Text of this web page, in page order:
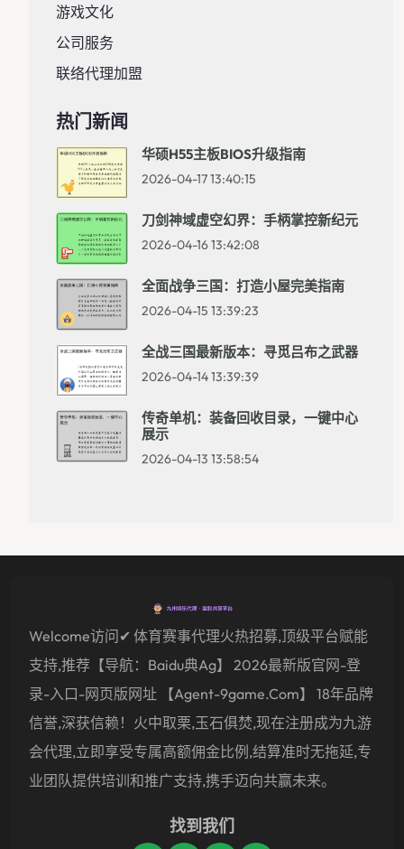
游戏文化
公司服务
联络代理加盟
热门新闻
华硕H55主板BIOS升级指南
2026-04-17 13:40:15
刀剑神域虚空幻界：手柄掌控新纪元
2026-04-16 13:42:08
全面战争三国：打造小屋完美指南
2026-04-15 13:39:23
全战三国最新版本：寻觅吕布之武器
2026-04-14 13:39:39
传奇单机：装备回收目录，一键中心
展示
2026-04-13 13:58:54
Welcome访问✔ 体育赛事代理火热招募,顶级平台赋能
支持,推荐【导航：baidu典ag】 2026最新版官网-登
录-入口-网页版网址 【agent-9game.com】 18年品牌
信誉,深获信赖！火中取栗,玉石俱焚,现在注册成为九游
会代理,立即享受专属高额佣金比例,结算准时无拖延,专
业团队提供培训和推广支持,携手迈向共赢未来。
找到我们